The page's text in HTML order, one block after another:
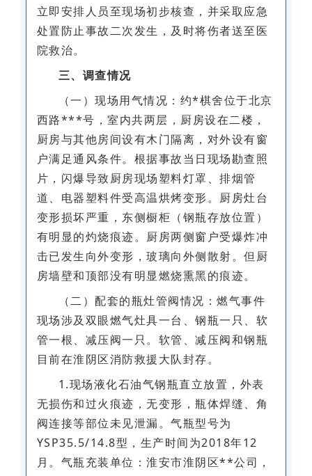
立即安排人员至现场初步核查，并采取应急
处置防止事故二次发生，及时将伤者送至医
院救治。
三、调查情况
（一）现场用气情况：约*棋舍位于北京
西路***号，室内共两层，厨房设在二楼，
厨房与其他房间设有木门隔离，对外设有窗
户满足通风条件。根据事故当日现场勘查照
片，闪爆导致厨房现场塑料灯罩、排烟管
道、电器塑料件受高温烘烤变形。厨房灶台
变形损坏严重，东侧橱柜（钢瓶存放位置）
有明显的灼烧痕迹。厨房两侧窗户受爆炸冲
击已发生向外变形，玻璃向外侧散射。但厨
房墙壁和顶部没有明显燃烧熏黑的痕迹。
（二）配套的瓶灶管阀情况：燃气事件
现场涉及双眼燃气灶具一台、钢瓶一只、软
管一根、减压阀一只。软管、减压阀和钢瓶
目前在淮阴区消防救援大队封存。
1.现场液化石油气钢瓶直立放置，外表
无损伤和过火痕迹，无变形，瓶体焊缝、角
阀连接等部位未见泄漏。气瓶型号为
YSP35.5/14.8型，生产时间为2018年12
月。气瓶充装单位：淮安市淮阴区**公司，